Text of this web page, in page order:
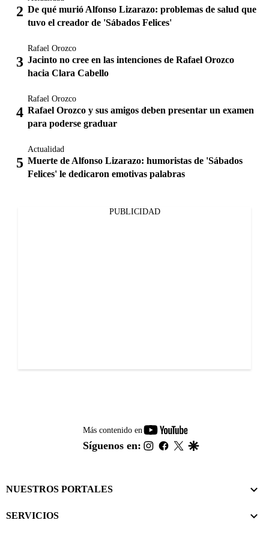
De qué murió Alfonso Lizarazo: problemas de salud que
tuvo el creador de 'Sábados Felices'
Rafael Orozco
Jacinto no cree en las intenciones de Rafael Orozco
hacia Clara Cabello
Rafael Orozco
Rafael Orozco y sus amigos deben presentar un examen
para poderse graduar
Actualidad
Muerte de Alfonso Lizarazo: humoristas de 'Sábados
Felices' le dedicaron emotivas palabras
PUBLICIDAD
Más contenido en
youtube-
footer
Síguenos en: instagram
facebook
twitter
NUESTROS PORTALES
SERVICIOS